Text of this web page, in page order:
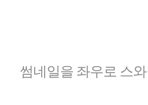
썸네일을 좌우로 스